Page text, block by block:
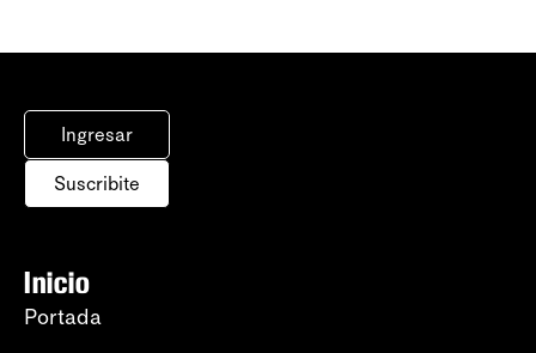
Ingresar
Suscribite
Inicio
Portada